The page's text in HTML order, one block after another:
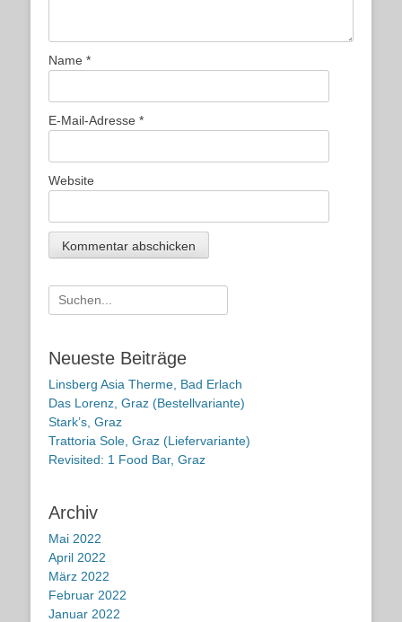
Name *
E-Mail-Adresse *
Website
Suche
nach:
Neueste Beiträge
Linsberg Asia Therme, Bad Erlach
Das Lorenz, Graz (Bestellvariante)
Stark’s, Graz
Trattoria Sole, Graz (Liefervariante)
Revisited: 1 Food Bar, Graz
Archiv
Mai 2022
April 2022
März 2022
Februar 2022
Januar 2022